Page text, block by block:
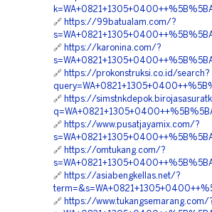
🔗 https://99batualam.com/?
🔗 https://karonina.com/?
🔗 https://prokonstruksi.co.id/search?
🔗 https://
🔗 https://www.pusatjayamix.com/?
🔗 https://omtukang.com/?
🔗 https://asiabengkellas.net/?
🔗 https://www.tukangsemarang.com/